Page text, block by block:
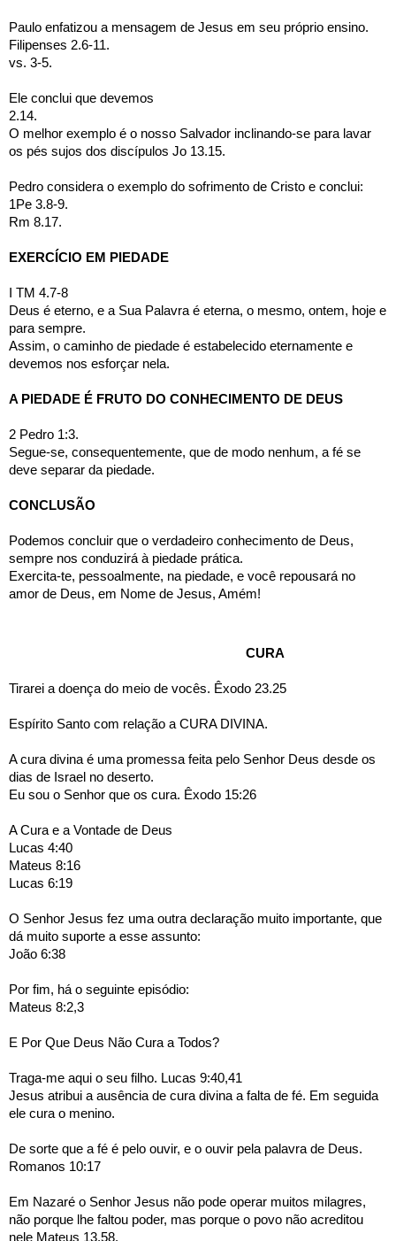
Paulo enfatizou a mensagem de Jesus em seu próprio ensino.
Filipenses 2.6-11.
vs. 3-5.
Ele conclui que devemos
2.14.
O melhor exemplo é o nosso Salvador inclinando-se para lavar
os pés sujos dos discípulos Jo 13.15.
Pedro considera o exemplo do sofrimento de Cristo e conclui:
1Pe 3.8-9.
Rm 8.17.
EXERCÍCIO EM PIEDADE
I TM 4.7-8
Deus é eterno, e a Sua Palavra é eterna, o mesmo, ontem, hoje e
para sempre.
Assim, o caminho de piedade é estabelecido eternamente e
devemos nos esforçar nela.
A PIEDADE É FRUTO DO CONHECIMENTO DE DEUS
2 Pedro 1:3.
Segue-se, consequentemente, que de modo nenhum, a fé se
deve separar da piedade.
CONCLUSÃO
Podemos concluir que o verdadeiro conhecimento de Deus,
sempre nos conduzirá à piedade prática.
Exercita-te, pessoalmente, na piedade, e você repousará no
amor de Deus, em Nome de Jesus, Amém!
CURA
Tirarei a doença do meio de vocês. Êxodo 23.25
Espírito Santo com relação a CURA DIVINA.
A cura divina é uma promessa feita pelo Senhor Deus desde os
dias de Israel no deserto.
Eu sou o Senhor que os cura. Êxodo 15:26
A Cura e a Vontade de Deus
Lucas 4:40
Mateus 8:16
Lucas 6:19
O Senhor Jesus fez uma outra declaração muito importante, que
dá muito suporte a esse assunto:
João 6:38
Por fim, há o seguinte episódio:
Mateus 8:2,3
E Por Que Deus Não Cura a Todos?
Traga-me aqui o seu filho. Lucas 9:40,41
Jesus atribui a ausência de cura divina a falta de fé. Em seguida
ele cura o menino.
De sorte que a fé é pelo ouvir, e o ouvir pela palavra de Deus.
Romanos 10:17
Em Nazaré o Senhor Jesus não pode operar muitos milagres,
não porque lhe faltou poder, mas porque o povo não acreditou
nele Mateus 13.58.